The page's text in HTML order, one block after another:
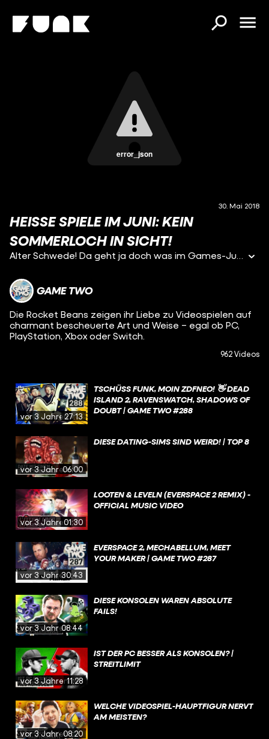
error_json
30. Mai 2018
HEISSE SPIELE IM JUNI: KEIN S
OMMERLOCH IN SICHT!
Alter Schwede! Da geht ja doch was im Games-Juni!
GAME TWO
Die Rocket Beans zeigen ihr Liebe zu Videospielen auf
charmant bescheuerte Art und Weise – egal ob PC,
PlayStation, Xbox oder Switch.
962 Videos
vor 3 Jahren27:13
TSCHÜSS FUNK, MOIN ZDFNEO! 👋 DEAD
ISLAND 2, RAVENSWATCH, SHADOWS OF
DOUBT | GAME TWO #288
vor 3 Jahren06:00
DIESE DATING-SIMS SIND WEIRD! | TOP 8
vor 3 Jahren01:30
LOOTEN & LEVELN (EVERSPACE 2 REMIX) -
OFFICIAL MUSIC VIDEO
vor 3 Jahren30:43
EVERSPACE 2, MECHABELLUM, MEET
YOUR MAKER | GAME TWO #287
vor 3 Jahren08:44
DIESE KONSOLEN WAREN ABSOLUTE
FAILS!
vor 3 Jahren11:28
IST DER PC BESSER ALS KONSOLEN? |
STREITLIMIT
vor 3 Jahren08:20
WELCHE VIDEOSPIEL-HAUPTFIGUR NERVT
AM MEISTEN?